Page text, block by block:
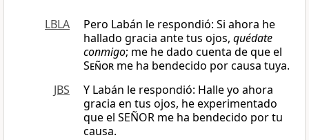
LBLA
Pero Labán le respondió: Si ahora he
hallado gracia ante tus ojos, quédate
conmigo; me he dado cuenta de que el
Señor me ha bendecido por causa tuya.
JBS
Y Labán le respondió: Halle yo ahora
gracia en tus ojos, he experimentado
que el SEÑOR me ha bendecido por tu
causa.